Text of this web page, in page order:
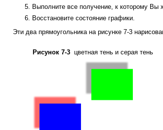
Выполните все получение, к которому Вы
Восстановите состояние графики.
Эти два прямоугольника на рисунке 7-3
Рисунок 7-3 цветная тень и серая тень